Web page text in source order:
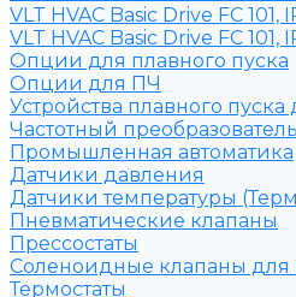
VLT HVAC Basic Drive FC 101,
VLT HVAC Basic Drive FC 101,
Опции для плавного пуска
Опции для ПЧ
Устройства плавного
Частотный
Промышленная автоматика
Датчики давления
Датчики температуры
Пневматические клапаны
Прессостаты
Соленоидные клапаны
Термостаты